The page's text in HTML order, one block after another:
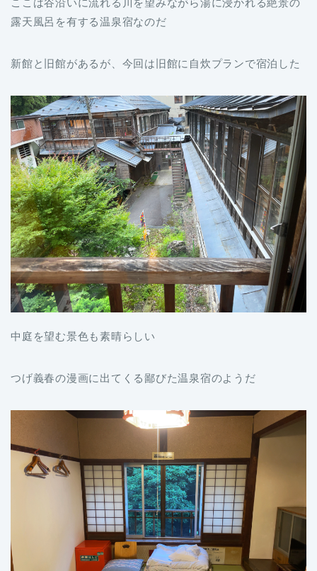
ここは谷沿いに流れる川を望みながら湯に浸かれる絶景の
露天風呂を有する温泉宿なのだ
新館と旧館があるが、今回は旧館に自炊プランで宿泊した
中庭を望む景色も素晴らしい
つげ義春の漫画に出てくる鄙びた温泉宿のようだ